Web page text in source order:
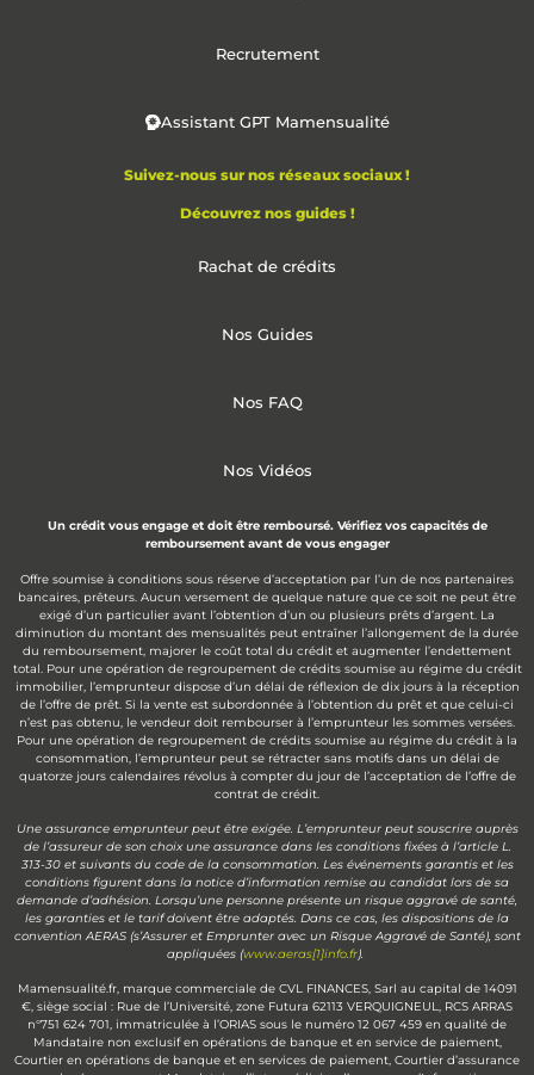
Recrutement
Assistant GPT Mamensualité
Suivez-nous sur nos réseaux sociaux !
Découvrez nos guides !
Rachat de crédits
Nos Guides
Nos FAQ
Nos Vidéos
Un crédit vous engage et doit être remboursé. Vérifiez vos capacités de
remboursement avant de vous engager
Offre soumise à conditions sous réserve d’acceptation par l’un de nos partenaires
bancaires, prêteurs. Aucun versement de quelque nature que ce soit ne peut être
exigé d’un particulier avant l’obtention d’un ou plusieurs prêts d’argent. La
diminution du montant des mensualités peut entraîner l’allongement de la durée
du remboursement, majorer le coût total du crédit et augmenter l’endettement
total. Pour une opération de regroupement de crédits soumise au régime du crédit
immobilier, l’emprunteur dispose d’un délai de réflexion de dix jours à la réception
de l’offre de prêt. Si la vente est subordonnée à l’obtention du prêt et que celui-ci
n’est pas obtenu, le vendeur doit rembourser à l’emprunteur les sommes versées.
Pour une opération de regroupement de crédits soumise au régime du crédit à la
consommation, l’emprunteur peut se rétracter sans motifs dans un délai de
quatorze jours calendaires révolus à compter du jour de l’acceptation de l’offre de
contrat de crédit.
Une assurance emprunteur peut être exigée. L’emprunteur peut souscrire auprès
de l’assureur de son choix une assurance dans les conditions fixées à l’article L.
313-30 et suivants du code de la consommation. Les événements garantis et les
conditions figurent dans la notice d’information remise au candidat lors de sa
demande d’adhésion. Lorsqu’une personne présente un risque aggravé de santé,
les garanties et le tarif doivent être adaptés. Dans ce cas, les dispositions de la
convention AERAS (s’Assurer et Emprunter avec un Risque Aggravé de Santé), sont
appliquées (www.aeras[1]info.fr).
Mamensualité.fr, marque commerciale de CVL FINANCES, Sarl au capital de 14091
€, siège social : Rue de l’Université, zone Futura 62113 VERQUIGNEUL, RCS ARRAS
n°751 624 701, immatriculée à l’ORIAS sous le numéro 12 067 459 en qualité de
Mandataire non exclusif en opérations de banque et en service de paiement,
Courtier en opérations de banque et en services de paiement, Courtier d’assurance